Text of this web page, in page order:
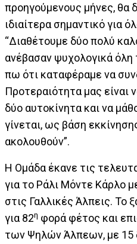
προηγούμενους μήνες, θα
ιδιαίτερα σημαντικό για
“Διαθέτουμε δύο πολύ
ανέβασαν ψυχολογικά
πω ότι καταφέραμε να
Προτεραιότητα μας είναι
δύο αυτοκίνητα και να
γίνεται, ως βάση
ακολουθούν”.
Η Ομάδα έκανε τις
για το Ράλι Μόντε Κάρλο
στις Γαλλικές Άλπεις. Το
για 82η φορά φέτος και
των Ψηλών Άλπεων, με 15